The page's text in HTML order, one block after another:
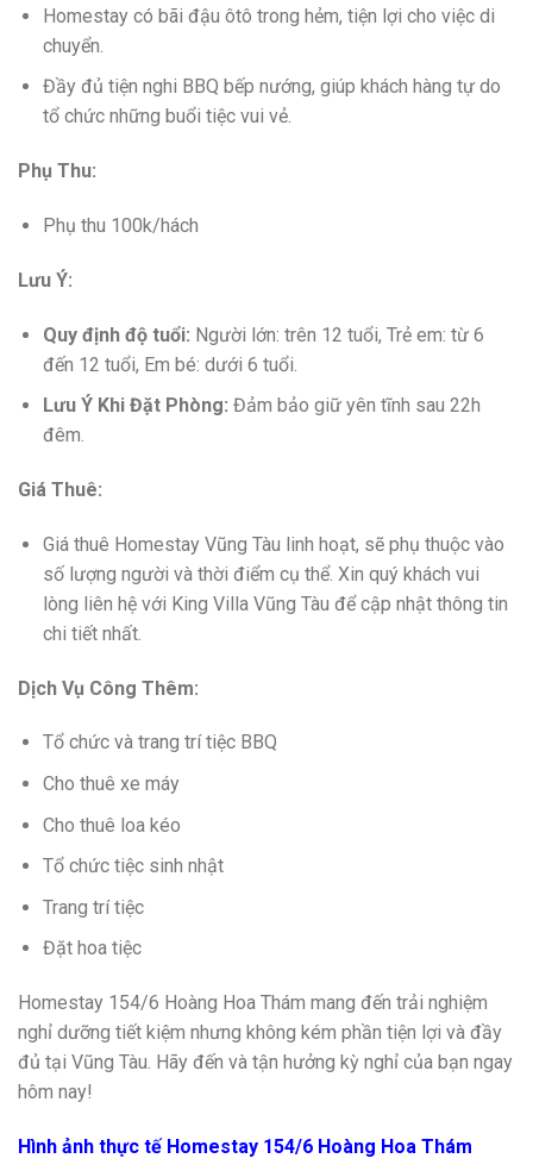
Homestay có bãi đậu ôtô trong hẻm, tiện lợi cho việc di
chuyển.
Đầy đủ tiện nghi BBQ bếp nướng, giúp khách hàng tự do
tổ chức những buổi tiệc vui vẻ.
Phụ Thu:
Phụ thu 100k/hách
Lưu Ý:
Quy định độ tuổi: Người lớn: trên 12 tuổi, Trẻ em: từ 6
đến 12 tuổi, Em bé: dưới 6 tuổi.
Lưu Ý Khi Đặt Phòng: Đảm bảo giữ yên tĩnh sau 22h
đêm.
Giá Thuê:
Giá thuê Homestay Vũng Tàu linh hoạt, sẽ phụ thuộc vào
số lượng người và thời điểm cụ thể. Xin quý khách vui
lòng liên hệ với King Villa Vũng Tàu để cập nhật thông tin
chi tiết nhất.
Dịch Vụ Công Thêm:
Tổ chức và trang trí tiệc BBQ
Cho thuê xe máy
Cho thuê loa kéo
Tổ chức tiệc sinh nhật
Trang trí tiệc
Đặt hoa tiệc
Homestay 154/6 Hoàng Hoa Thám mang đến trải nghiệm
nghỉ dưỡng tiết kiệm nhưng không kém phần tiện lợi và đầy
đủ tại Vũng Tàu. Hãy đến và tận hưởng kỳ nghỉ của bạn ngay
hôm nay!
Hình ảnh thực tế Homestay 154/6 Hoàng Hoa Thám